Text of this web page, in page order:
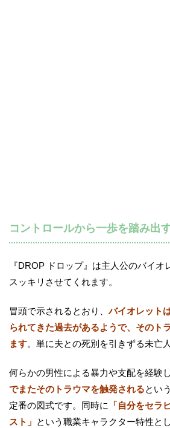
コントロールから一歩を踏み出
『DROP ドロップ』は主人公のバイオ
スッキリさせてくれます。
冒頭で示されるとおり、バイオレット
られてきた過去があるようで、そのト
ます。単に夫との死別を引きずる未亡
何らかの男性による暴力や支配を経験
でまたそのトラウマを触発されるとい
定番の図式です。同時に
「自分をセラ
スト」 という職業キャラクター特性と